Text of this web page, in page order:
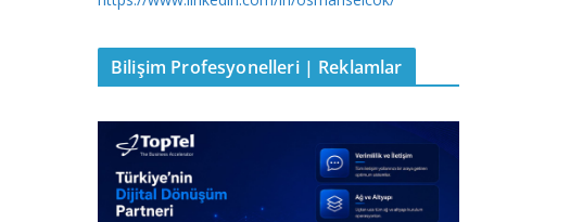
Bilişim Profesyonelleri | Reklamlar